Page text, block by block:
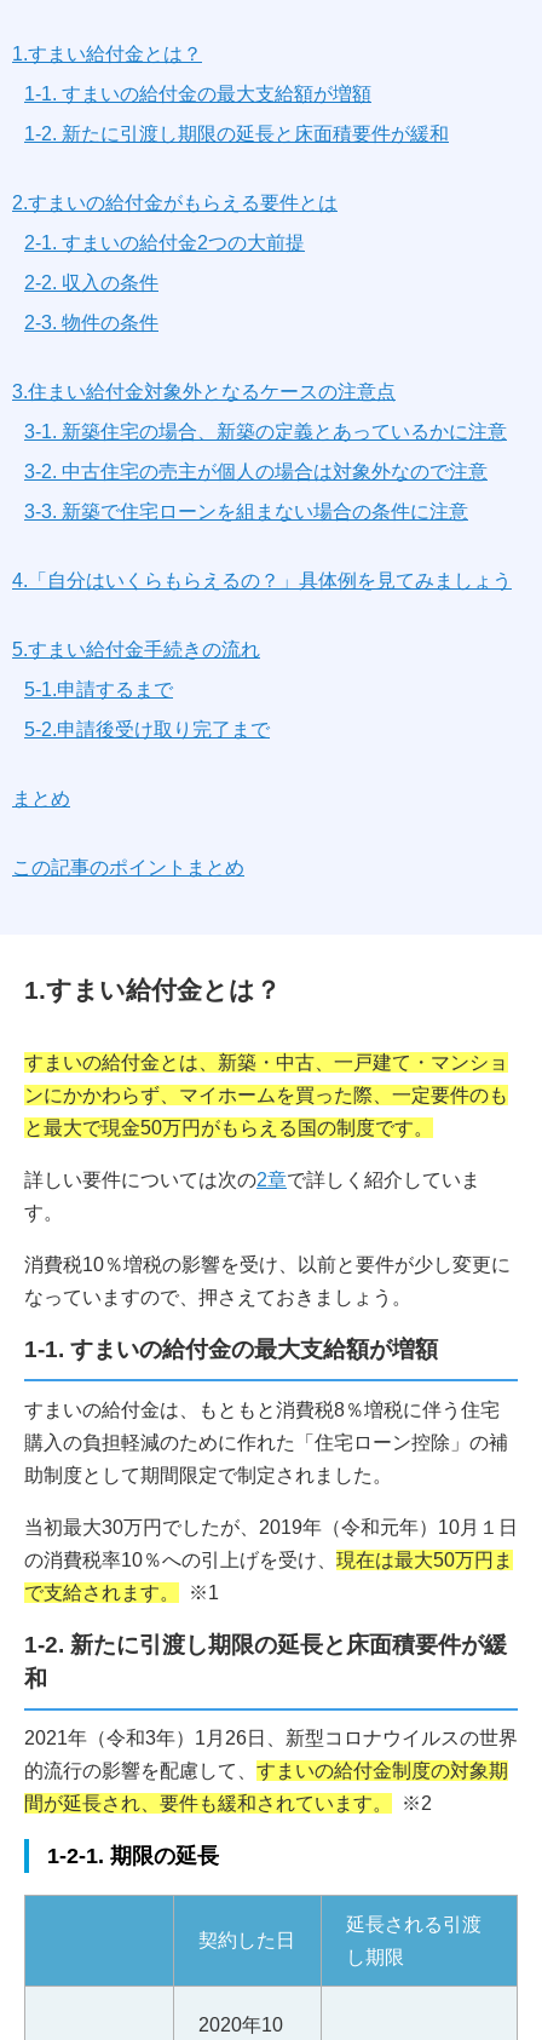
1.すまい給付金とは？
1-1. すまいの給付金の最大支給額が増額
1-2. 新たに引渡し期限の延長と床面積要件が緩和
2.すまいの給付金がもらえる要件とは
2-1. すまいの給付金2つの大前提
2-2. 収入の条件
2-3. 物件の条件
3.住まい給付金対象外となるケースの注意点
3-1. 新築住宅の場合、新築の定義とあっているかに注意
3-2. 中古住宅の売主が個人の場合は対象外なので注意
3-3. 新築で住宅ローンを組まない場合の条件に注意
4.「自分はいくらもらえるの？」具体例を見てみましょう
5.すまい給付金手続きの流れ
5-1.申請するまで
5-2.申請後受け取り完了まで
まとめ
この記事のポイントまとめ
1.すまい給付金とは？
すまいの給付金とは、新築・中古、一戸建て・マンショ
ンにかかわらず、マイホームを買った際、一定要件のも
と最大で現金50万円がもらえる国の制度です。
詳しい要件については次の2章で詳しく紹介していま
す。
消費税10％増税の影響を受け、以前と要件が少し変更に
なっていますので、押さえておきましょう。
1-1. すまいの給付金の最大支給額が増額
すまいの給付金は、もともと消費税8％増税に伴う住宅
購入の負担軽減のために作れた「住宅ローン控除」の補
助制度として期間限定で制定されました。
当初最大30万円でしたが、2019年（令和元年）10月１日
の消費税率10％への引上げを受け、 現在は最大50万円ま
で支給されます。
※1
1-2. 新たに引渡し期限の延長と床面積要件が緩
和
2021年（令和3年）1月26日、新型コロナウイルスの世界
的流行の影響を配慮して、 すまいの給付金制度の対象期
間が延長され、要件も緩和されています。
※2
1-2-1. 期限の延長
契約した日
延長される引渡
し期限
2020年10